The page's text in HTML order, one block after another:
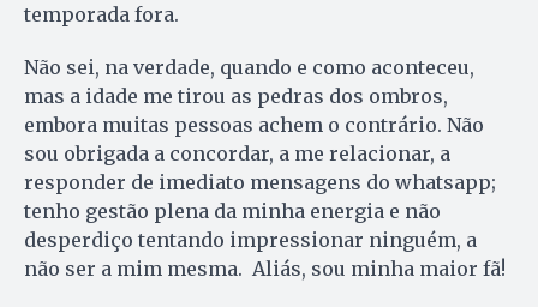
temporada fora.
Não sei, na verdade, quando e como aconteceu,
mas a idade me tirou as pedras dos ombros,
embora muitas pessoas achem o contrário. Não
sou obrigada a concordar, a me relacionar, a
responder de imediato mensagens do whatsapp;
tenho gestão plena da minha energia e não
desperdiço tentando impressionar ninguém, a
não ser a mim mesma. Aliás, sou minha maior fã!